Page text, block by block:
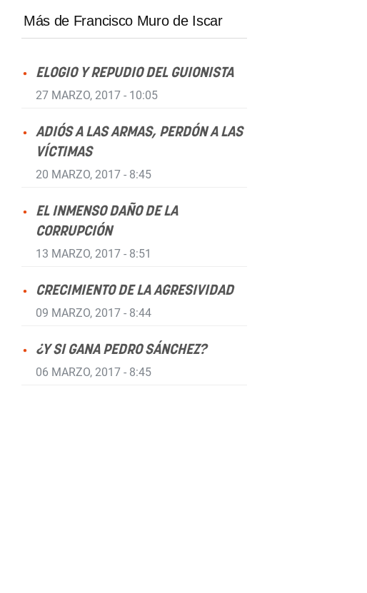
Más de Francisco Muro de Iscar
ELOGIO Y REPUDIO DEL GUIONISTA
27 MARZO, 2017 - 10:05
ADIÓS A LAS ARMAS, PERDÓN A LAS
VÍCTIMAS
20 MARZO, 2017 - 8:45
EL INMENSO DAÑO DE LA
CORRUPCIÓN
13 MARZO, 2017 - 8:51
CRECIMIENTO DE LA AGRESIVIDAD
09 MARZO, 2017 - 8:44
¿Y SI GANA PEDRO SÁNCHEZ?
06 MARZO, 2017 - 8:45